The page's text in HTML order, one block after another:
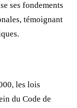
ses fondements
témoignant
les lois
du Code de